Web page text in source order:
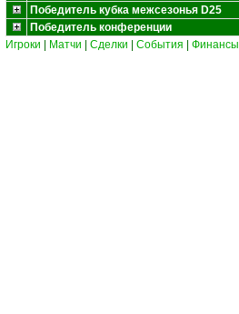
Победитель кубка межсезонья D25
Победитель конференции
Игроки
Матчи Сделки События Финансы